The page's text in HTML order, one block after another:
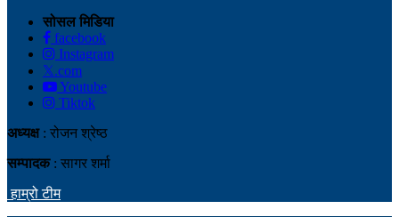
सोसल मिडिया
facebook
Instagram
𝕏.com
Youtube
Tiktok
अध्यक्ष: रोजन श्रेष्ठ
सम्पादक: सागर शर्मा
हाम्रो टीम